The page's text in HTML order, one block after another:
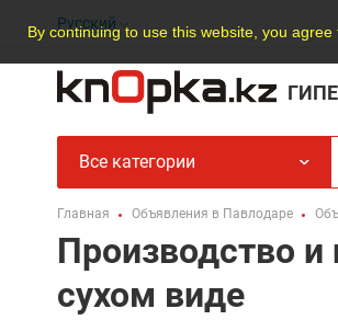
By continuing to use this website, you agree
Русский
Все категории
Главная Объявления в Павлодаре
Производство
сухом виде